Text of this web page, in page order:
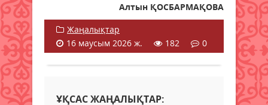
Алтын ҚОСБАРМАҚОВА
Жаңалықтар
16 маусым 2026 ж.
182 0
ҰҚСАС ЖАҢАЛЫҚТАР: